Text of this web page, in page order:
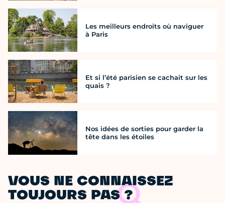
Les meilleurs endroits où naviguer
à Paris
Et si l’été parisien se cachait sur les
quais ?
Nos idées de sorties pour garder la
tête dans les étoiles
VOUS NE CONNAISSEZ
TOUJOURS PAS ?